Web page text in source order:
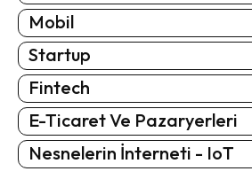
Mobil
Startup
Fintech
E-Ticaret Ve Pazaryerleri
Nesnelerin İnterneti - IoT